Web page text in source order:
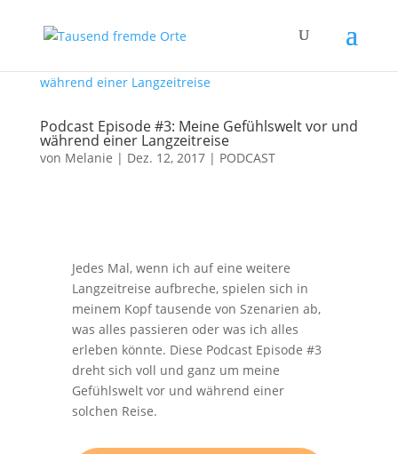
Podcast Episode #3: Meine Gefühlswelt vor und
während einer Langzeitreise
von Melanie | Dez. 12, 2017| PODCAST
Jedes Mal, wenn ich auf eine weitere
Langzeitreise aufbreche, spielen sich in
meinem Kopf tausende von Szenarien ab,
was alles passieren oder was ich alles
erleben könnte. Diese Podcast Episode #3
dreht sich voll und ganz um meine
Gefühlswelt vor und während einer
solchen Reise.